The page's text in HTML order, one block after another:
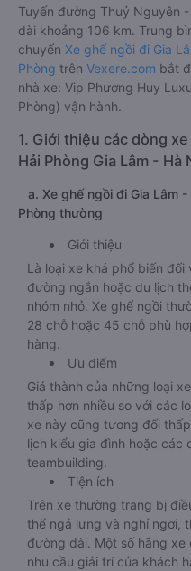
Tuyến đường Thuỷ Nguyên
dài khoảng 106 km. Trung
chuyến Xe ghế ngồi đi Gia
Phòng trên Vexere.com bắt
nhà xe: Vip Phương Huy
Phòng) vận hành.
1. Giới thiệu các dòng
Hải Phòng Gia Lâm - Hà
a. Xe ghế ngồi đi Gia Lâm
Phòng thường
Giới thiệu
Là loại xe khá phổ biến
đường ngắn hoặc du lịch
nhóm nhỏ. Xe ghế ngồi
28 chỗ hoặc 45 chỗ phù
hàng.
Ưu điểm
Giá thành của những loại
thấp hơn nhiều so với các
xe này cũng tương đối
lịch kiểu gia đình hoặc các
teambuilding.
Tiện ích
Trên xe thường trang bị
thể ngả lưng và nghỉ ngơi,
đường dài. Một số hãng
nhu cầu giải trí của khách